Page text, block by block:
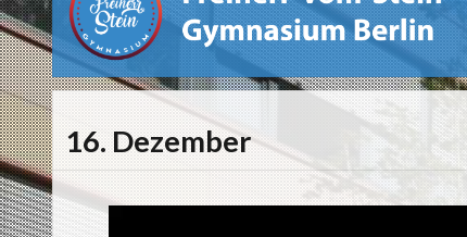
16. Dezember